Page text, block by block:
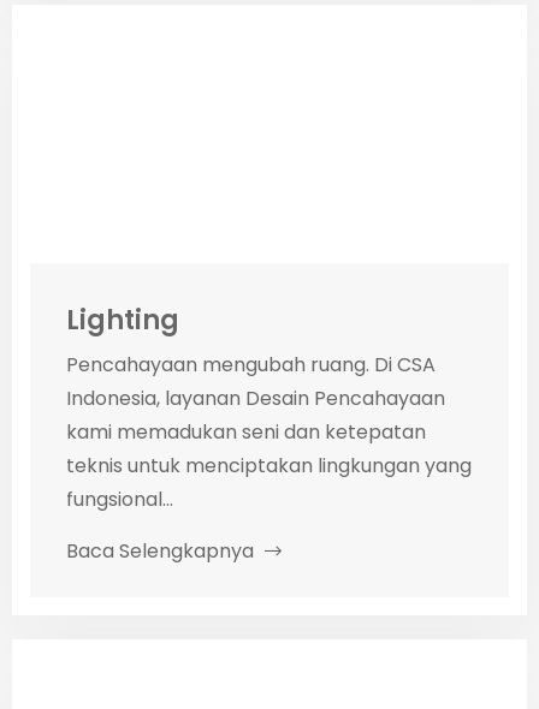
Lighting
Pencahayaan mengubah ruang. Di CSA
Indonesia, layanan Desain Pencahayaan
kami memadukan seni dan ketepatan
teknis untuk menciptakan lingkungan yang
fungsional...
Baca Selengkapnya